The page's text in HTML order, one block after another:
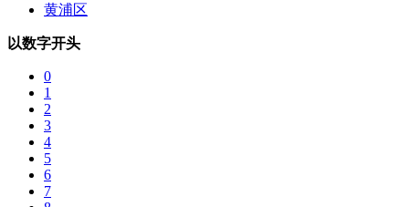
黄浦区
以数字开头
0
1
2
3
4
5
6
7